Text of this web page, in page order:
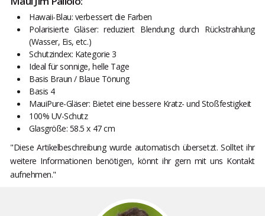
Hawaii-Blau: verbessert die Farben
Polarisierte Gläser: reduziert Blendung durch Rückstrahlung
(Wasser, Eis, etc.)
Schutzindex: Kategorie 3
Ideal für sonnige, helle Tage
Basis Braun / Blaue Tönung
Basis 4
MauiPure-Gläser: Bietet eine bessere Kratz- und Stoßfestigkeit
100% UV-Schutz
Glasgröße: 58.5 x 47 cm
"Diese Artikelbeschreibung wurde automatisch übersetzt. Solltet ihr
weitere Informationen benötigen, könnt ihr gern mit uns Kontakt
aufnehmen."